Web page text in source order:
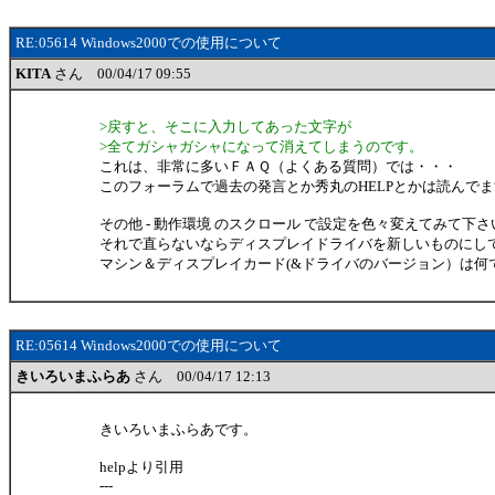
RE:05614 Windows2000での使用について
KITAさん 00/04/17 09:55
>戻すと、そこに入力してあった文字が
>全てガシャガシャになって消えてしまうのです。
これは、非常に多いＦＡＱ（よくある質問）では・・・
このフォーラムで過去の発言とか秀丸のHELPとかは読んでま
その他 - 動作環境 のスクロール で設定を色々変えてみて下さ
それで直らないならディスプレイドライバを新しいものにし
マシン＆ディスプレイカード(&ドライバのバージョン）は何
RE:05614 Windows2000での使用について
きいろいまふらあ さん 00/04/17 12:13
きいろいまふらあです。
helpより引用
---